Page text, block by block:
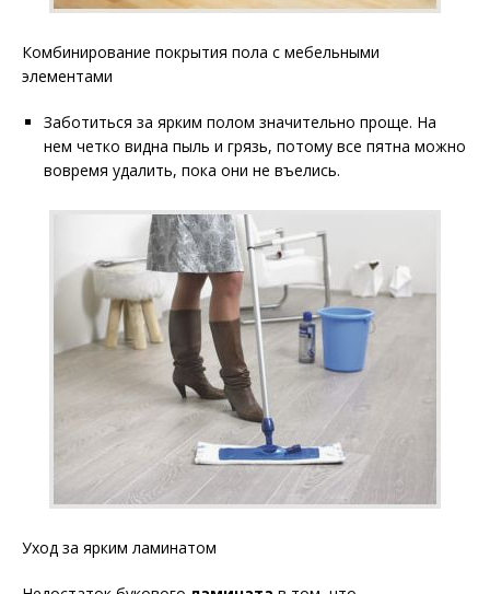
Комбинирование покрытия пола с мебельными
элементами
Заботиться за ярким полом значительно проще. На
нем четко видна пыль и грязь, потому все пятна можно
вовремя удалить, пока они не въелись.
Уход за ярким ламинатом